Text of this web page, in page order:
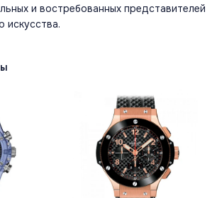
и востребованных представителей
искусства.